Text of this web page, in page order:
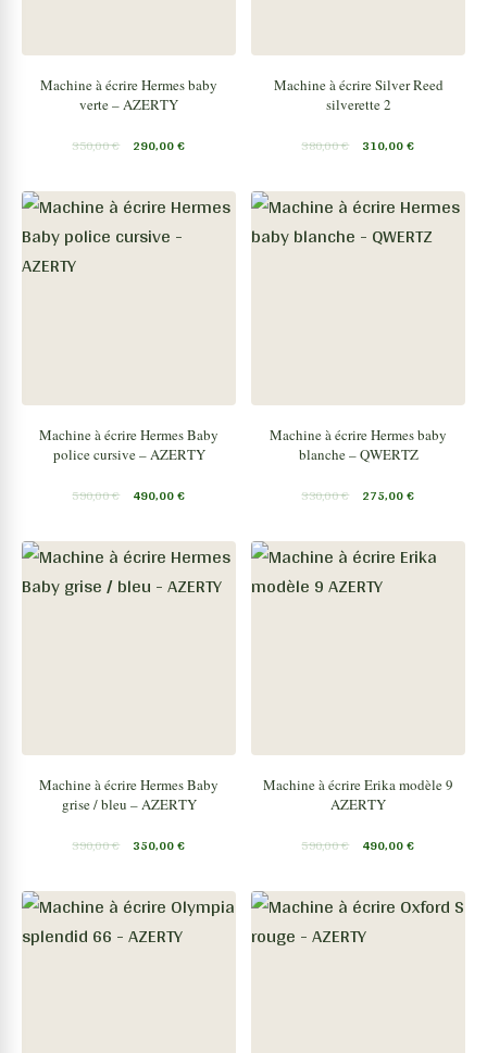
Machine à écrire Hermes baby
verte – AZERTY
350,00€ 290,00€
Machine à écrire Silver Reed
silverette 2
380,00€ 310,00€
Machine à écrire Hermes Baby
police cursive – AZERTY
590,00€ 490,00€
Machine à écrire Hermes baby
blanche – QWERTZ
330,00€ 275,00€
Machine à écrire Hermes Baby
grise / bleu – AZERTY
390,00€ 350,00€
Machine à écrire Erika modèle 9
AZERTY
590,00€ 490,00€